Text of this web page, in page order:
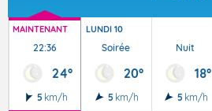
MAINTENANT
22:36
24°
5 km/h
LUNDI 10
Soirée
20°
5 km/h
Nuit
18°
5 km/h